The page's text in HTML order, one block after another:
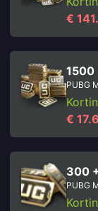
€
1500
PUBG
€
300
PUBG